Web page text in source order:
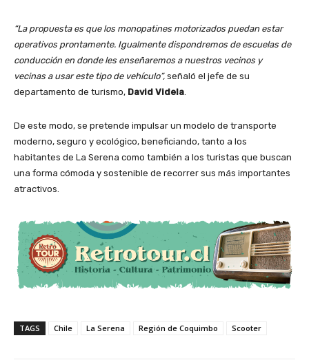
“La propuesta es que los monopatines motorizados puedan estar
operativos prontamente. Igualmente dispondremos de escuelas de
conducción en donde les enseñaremos a nuestros vecinos y
vecinas a usar este tipo de vehículo”, señaló el jefe de su
departamento de turismo, David Videla
De este modo, se pretende impulsar un modelo de transporte
moderno, seguro y ecológico, beneficiando, tanto a los
habitantes de La Serena como también a los turistas que buscan
una forma cómoda y sostenible de recorrer sus más importantes
atractivos.
TAGS Chile La Serena Región de Coquimbo Scooter